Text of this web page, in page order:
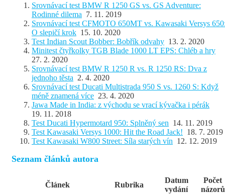
Srovnávací test BMW R 1250 GS vs. GS Adventure:
Rodinné dilema 7. 11. 2019
Srovnávací test CFMOTO 650MT vs. Kawasaki Versys
O slepičí krok 15. 10. 2020
Test Indian Scout Bobber: Bobřík odvahy 13. 2. 2020
Minitest čtyřkolky TGB Blade 1000 LT EPS: Chléb a hry
27. 2. 2020
Srovnávací test BMW R 1250 R vs. R 1250 RS: Dva z
jednoho těsta 2. 4. 2020
Srovnávací test Ducati Multistrada 950 S vs. 1260 S: Když
méně znamená více 23. 4. 2020
Jawa Made in India: z východu se vrací kývačka i pérák
19. 11. 2018
Test Ducati Hypermotard 950: Splněný sen 14. 11. 2019
Test Kawasaki Versys 1000: Hit the Road Jack! 18. 7. 2019
Test Kawasaki W800 Street: Síla starých vín 12. 12. 2019
Seznam článků autora
Článek Rubrika
Datum
vydání
Počet
názorů